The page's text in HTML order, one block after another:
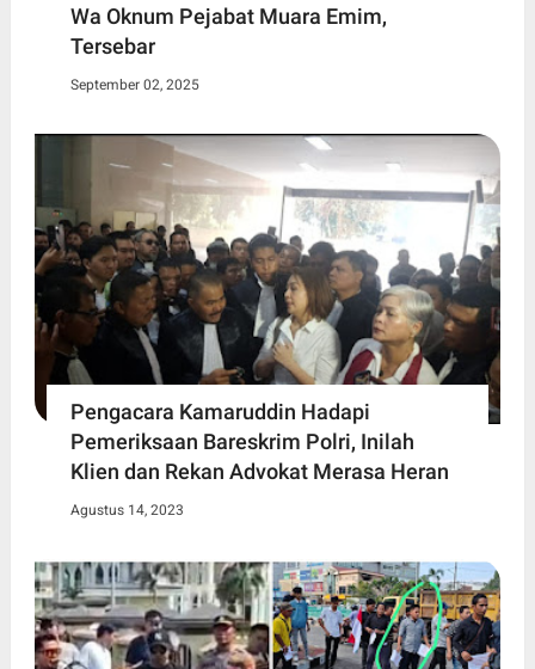
Wa Oknum Pejabat Muara Emim,
Tersebar
September 02, 2025
Pengacara Kamaruddin Hadapi
Pemeriksaan Bareskrim Polri, Inilah
Klien dan Rekan Advokat Merasa Heran
Agustus 14, 2023